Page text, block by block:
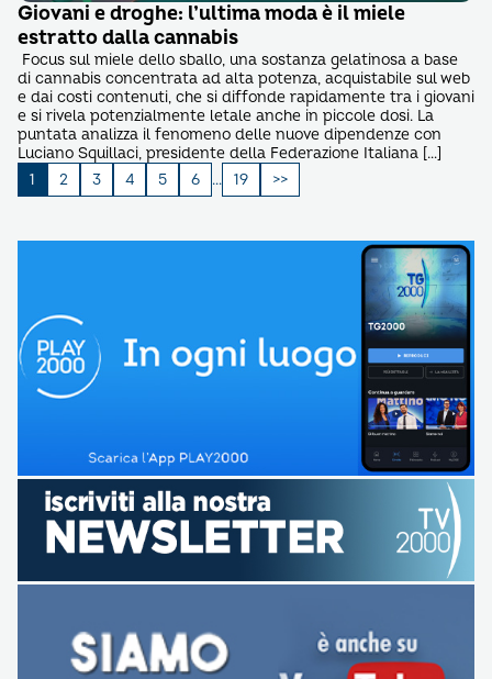
Giovani e droghe: l’ultima moda è il miele
estratto dalla cannabis
Focus sul miele dello sballo, una sostanza gelatinosa a base
di cannabis concentrata ad alta potenza, acquistabile sul web
e dai costi contenuti, che si diffonde rapidamente tra i giovani
e si rivela potenzialmente letale anche in piccole dosi. La
puntata analizza il fenomeno delle nuove dipendenze con
Luciano Squillaci, presidente della Federazione Italiana […]
Paginazione
degli
1 2 3 4 5 6 … 19